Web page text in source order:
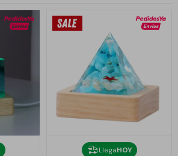
LlegaHOY